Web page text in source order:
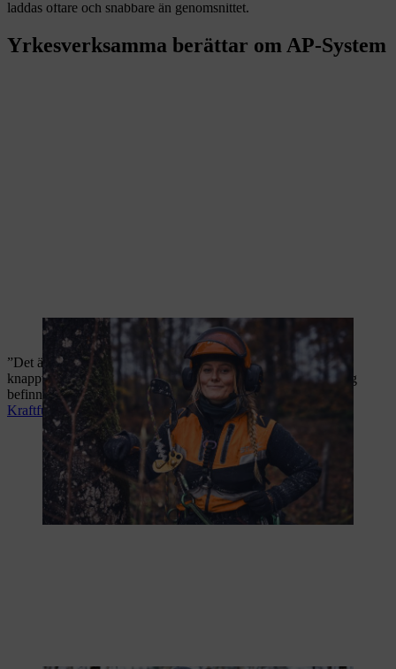
laddas oftare och snabbare än genomsnittet.
Yrkesverksamma berättar om AP-System
Viktoria Carstens, arborist
”Det är fantastiskt att ha batterikraft tillgängligt med en
knapptryckning och att jag slipper dra i något startsnöre när jag
befinner mig uppe i ett träd.”
Kraftfull trädbeskärning med GTA 40 – Viktoria Carstens